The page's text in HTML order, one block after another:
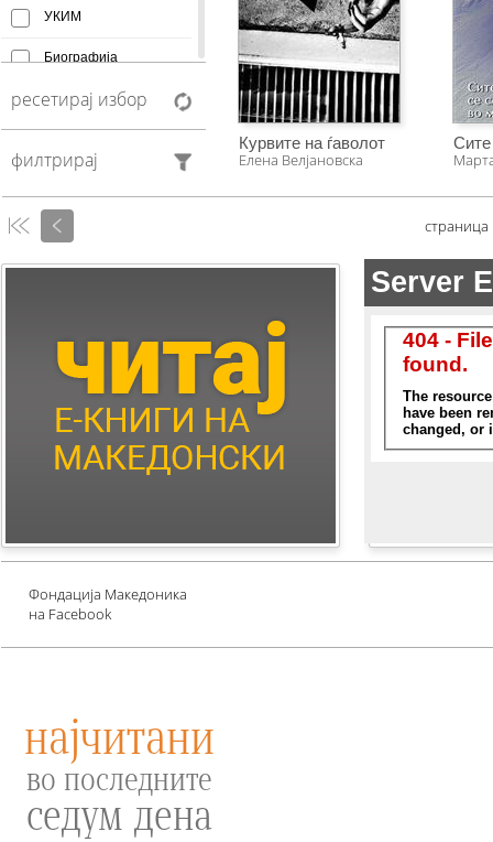
УКИМ
Биографија
Афоризми
Манускрипт
Антологија
Колумни
Children's Literature
Млади автори
Е-книги за едукација
против зависности и
ресетирај избор
филтрирај
Курвите на ѓаволот
Елена Велјановска
страница
Фондација Македоника
на Facebook
најчитани
во последните
седум дена